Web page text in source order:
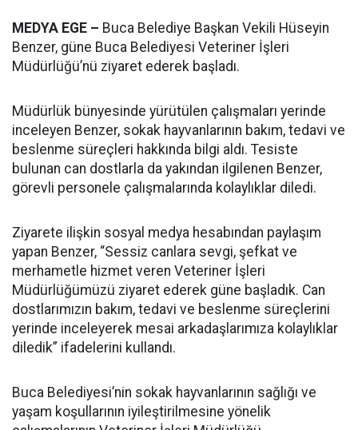
MEDYA EGE – Buca Belediye Başkan Vekili Hüseyin
Benzer, güne Buca Belediyesi Veteriner İşleri
Müdürlüğü’nü ziyaret ederek başladı.
Müdürlük bünyesinde yürütülen çalışmaları yerinde
inceleyen Benzer, sokak hayvanlarının bakım, tedavi ve
beslenme süreçleri hakkında bilgi aldı. Tesiste
bulunan can dostlarla da yakından ilgilenen Benzer,
görevli personele çalışmalarında kolaylıklar diledi.
Ziyarete ilişkin sosyal medya hesabından paylaşım
yapan Benzer, “Sessiz canlara sevgi, şefkat ve
merhametle hizmet veren Veteriner İşleri
Müdürlüğümüzü ziyaret ederek güne başladık. Can
dostlarımızın bakım, tedavi ve beslenme süreçlerini
yerinde inceleyerek mesai arkadaşlarımıza kolaylıklar
diledik” ifadelerini kullandı.
Buca Belediyesi’nin sokak hayvanlarının sağlığı ve
yaşam koşullarının iyileştirilmesine yönelik